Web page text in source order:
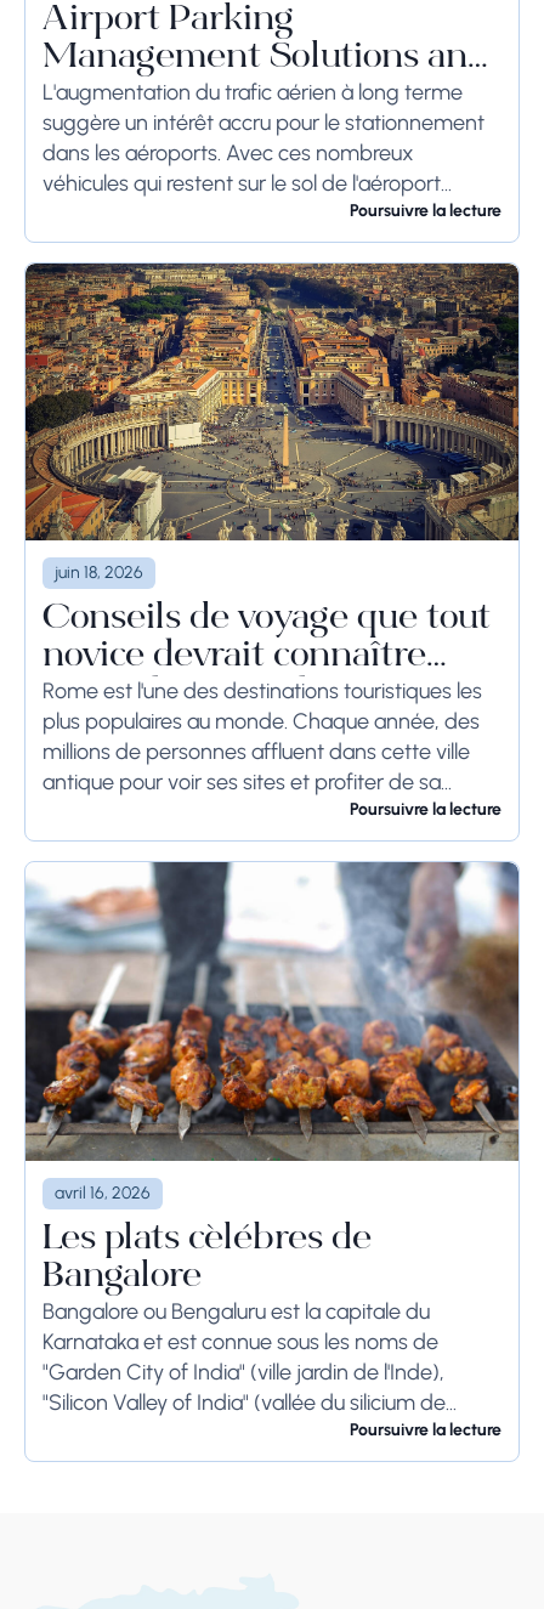
Airport Parking
Management Solutions and
Systems
L'augmentation du trafic aérien à long terme
suggère un intérêt accru pour le stationnement
dans les aéroports. Avec ces nombreux
véhicules qui restent sur le sol de l'aéroport
pendant une longue période, voire des
semaines, les...
Poursuivre la lecture
juin 18, 2026
Conseils de voyage que tout
novice devrait connaître
avant de se rendre à Rome
Rome est l'une des destinations touristiques les
plus populaires au monde. Chaque année, des
millions de personnes affluent dans cette ville
antique pour voir ses sites et profiter de sa
culture. Si vous prévoyez de visiter...Poursuivre la lecture
avril 16, 2026
Les plats célèbres de
Bangalore
Bangalore ou Bengaluru est la capitale du
Karnataka et est connue sous les noms de
"Garden City of India" (ville jardin de l'Inde),
"Silicon Valley of India" (vallée du silicium de
Poursuivre la lecture